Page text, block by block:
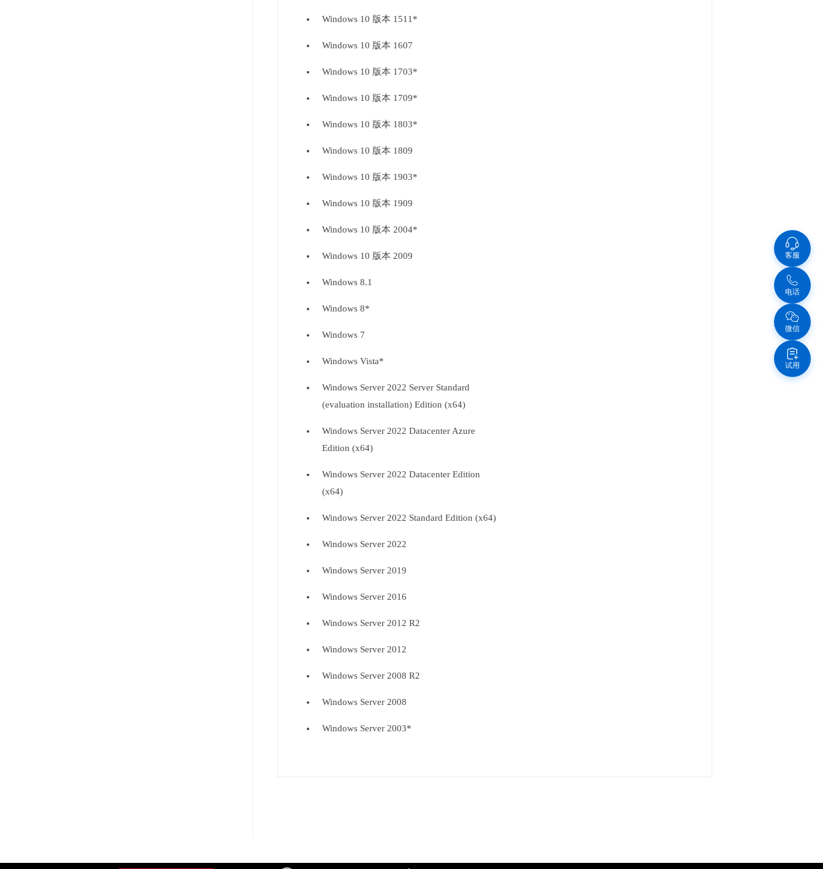
Windows 10 版本 1511*
Windows 10 版本 1607
Windows 10 版本 1703*
Windows 10 版本 1709*
Windows 10 版本 1803*
Windows 10 版本 1809
Windows 10 版本 1903*
Windows 10 版本 1909
Windows 10 版本 2004*
Windows 10 版本 2009
Windows 8.1
Windows 8*
Windows 7
Windows Vista*
Windows Server 2022 Server Standard
(evaluation installation) Edition (x64)
Windows Server 2022 Datacenter Azure
Edition (x64)
Windows Server 2022 Datacenter Edition
(x64)
Windows Server 2022 Standard Edition (x64)
Windows Server 2022
Windows Server 2019
Windows Server 2016
Windows Server 2012 R2
Windows Server 2012
Windows Server 2008 R2
Windows Server 2008
Windows Server 2003*
客服
电话
微信
试用